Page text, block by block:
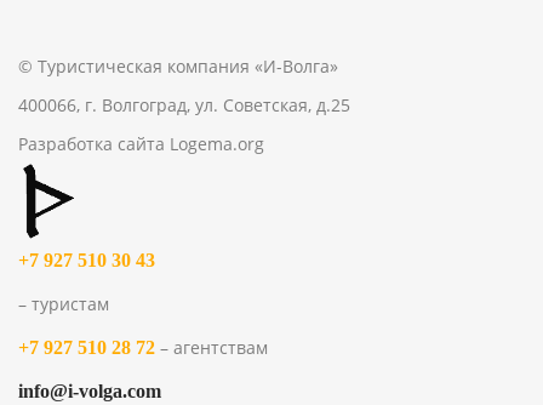
© Туристическая компания «И-Волга»
400066, г. Волгоград, ул. Советская, д.25
Разработка сайта Logema.org
+7 927 510 30 43
– туристам
+7 927 510 28 72 – агентствам
info@i-volga.com